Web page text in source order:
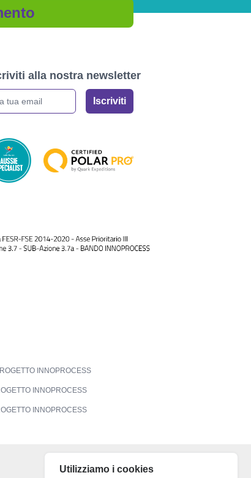
alla nostra newsletter
email
Iscriviti
INNOPROCESS
INNOPROCESS
INNOPROCESS
Utilizziamo i cookies